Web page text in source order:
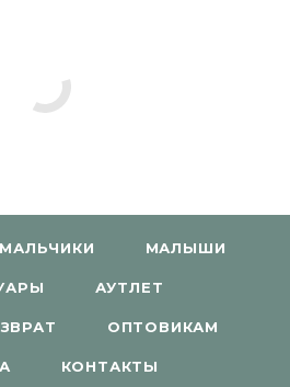
МАЛЬЧИКИ МАЛЫШИ
АУТЛЕТ
ОПТОВИКАМ
КОНТАКТЫ